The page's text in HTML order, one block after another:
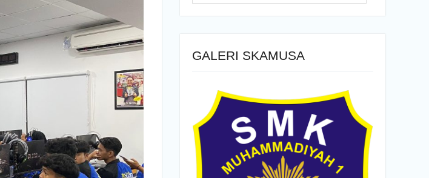
GALERI SKAMUSA